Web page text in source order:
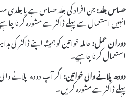
حساس جلد:جن افراد کی جلد حساس ہے یا جلدی
انہیں استعمال سے پہلے ڈاکٹر سے مشورہ کرنا
دوران حمل:حاملہ خواتین کو ہمیشہ اپنے ڈاکٹر کی
استعمال کرنا چاہیے۔
دودھ پلانے والی خواتین:اگر آپ دودھ پلانے
پہلے ڈاکٹر سے مشورہ کریں۔